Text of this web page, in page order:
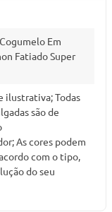
Em
Fatiado Super
ilustrativa; Todas
são de
As cores podem
com o tipo,
do seu